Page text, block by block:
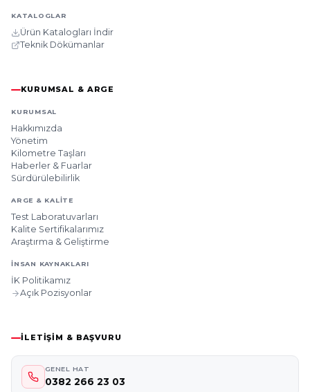
KATALOGLAR
Ürün Katalogları İndir
Teknik Dökümanlar
KURUMSAL & ARGE
KURUMSAL
Hakkımızda
Yönetim
Kilometre Taşları
Haberler & Fuarlar
Sürdürülebilirlik
ARGE & KALITE
Test Laboratuvarları
Kalite Sertifikalarımız
Araştırma & Geliştirme
İNSAN KAYNAKLARI
İK Politikamız
Açık Pozisyonlar
İLETIŞIM & BAŞVURU
GENEL HAT
0382 266 23 03